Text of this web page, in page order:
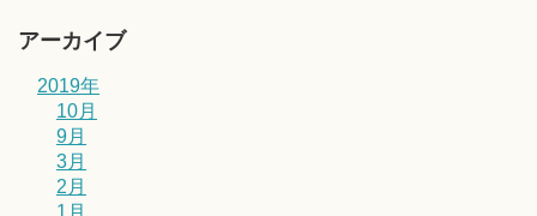
アーカイブ
2019年
10月
9月
3月
2月
1月